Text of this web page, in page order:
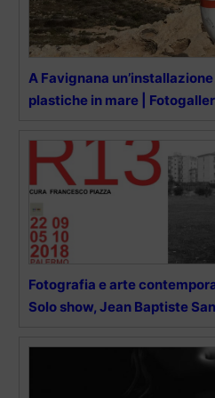
A Favignana
plastiche in mare |
Fotografia e arte
Solo show, Jean Baptiste